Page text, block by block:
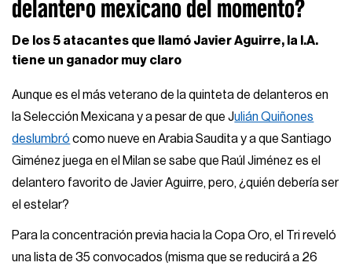
delantero mexicano del momento?
De los 5 atacantes que llamó Javier Aguirre, la I.A.
tiene un ganador muy claro
Aunque es el más veterano de la quinteta de delanteros en
la Selección Mexicana y a pesar de que Julián Quiñones
deslumbró como nueve en Arabia Saudita y a que Santiago
Giménez juega en el Milan se sabe que Raúl Jiménez es el
delantero favorito de Javier Aguirre, pero, ¿quién debería ser
el estelar?
Para la concentración previa hacia la Copa Oro, el Tri reveló
una lista de 35 convocados (misma que se reducirá a 26